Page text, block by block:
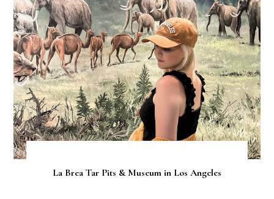
La Brea Tar Pits & Museum in Los Angeles